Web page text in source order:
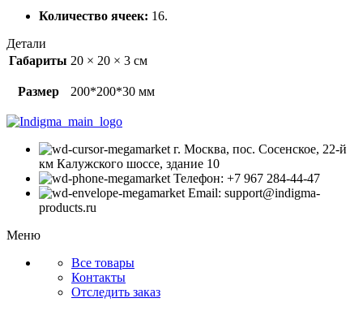
Количество ячеек: 16.
Детали
Габариты 20 × 20 × 3 см
Размер 200*200*30 мм
г. Москва, пос. Сосенское, 22-й
км Калужского шоссе, здание 10
Телефон: +7 967 284-44-47
Email: support@indigma-
products.ru
Меню
Все товары
Контакты
Отследить заказ